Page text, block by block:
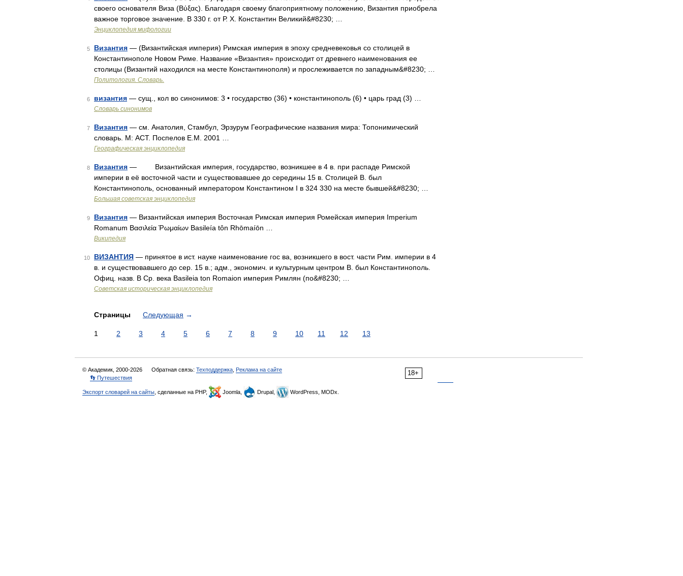
своего основателя Виза (Βύξας). Благодаря своему благоприятному положению, Византия приобрела
важное торговое значение. В 330 г. от Р. X. Константин Великий&#8230; …
Энциклопедия мифологии
5 Византия — (Византийская империя) Римская империя в эпоху средневековья со столицей в
Константинополе Новом Риме. Название «Византия» происходит от древнего наименования ее
столицы (Византий находился на месте Константинополя) и прослеживается по западным&#8230; …
Политология. Словарь.
6 византия — сущ., кол во синонимов: 3 • государство (36) • константинополь (6) • царь град (3) …
Словарь синонимов
7 Византия — см. Анатолия, Стамбул, Эрзурум Географические названия мира: Топонимический
словарь. М: АСТ. Поспелов Е.М. 2001 …
Географическая энциклопедия
8 Византия — Византийская империя, государство, возникшее в 4 в. при распаде Римской
империи в её восточной части и существовавшее до середины 15 в. Столицей В. был
Константинополь, основанный императором Константином I в 324 330 на месте бывшей&#8230; …
Большая советская энциклопедия
9 Византия — Византийская империя Восточная Римская империя Ромейская империя Imperium
Romanum Βασιλεία Ῥωμαίων Basileía tôn Rhōmaíōn …
Википедия
10 ВИЗАНТИЯ — принятое в ист. науке наименование гос ва, возникшего в вост. части Рим. империи в 4
в. и существовавшего до сер. 15 в.; адм., экономич. и культурным центром В. был Константинополь.
Офиц. назв. В Ср. века Basileia ton Romaion империя Римлян (по&#8230; …
Советская историческая энциклопедия
Страницы Следующая →
1 2 3 4 5 6 7 8 9 10 11 12 13
18+
© Академик, 2000-2026 Обратная связь: Техподдержка Реклама на сайте
👣 Путешествия
Экспорт словарей на сайты , сделанные на PHP, Joomla, Drupal, WordPress, MODx.